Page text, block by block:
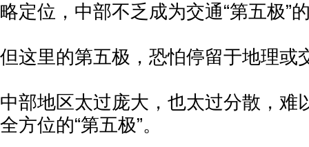
略定位，中部不乏成为交通“第五极”
但这里的第五极，恐怕停留于地理或
中部地区太过庞大，也太过分散，难
全方位的“第五极”。